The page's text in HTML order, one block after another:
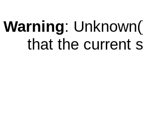
Warning:
that the current